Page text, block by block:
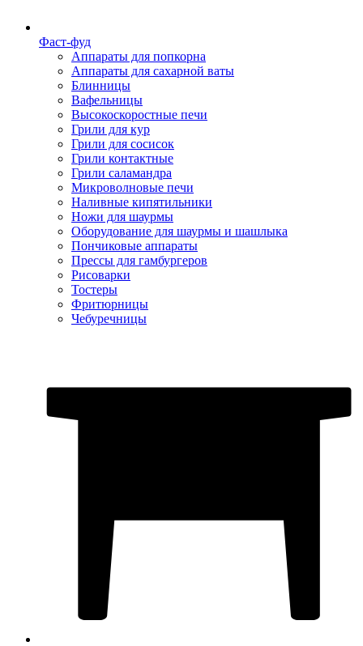
Фаст-фуд
Аппараты для попкорна
Аппараты для сахарной ваты
Блинницы
Вафельницы
Высокоскоростные печи
Грили для кур
Грили для сосисок
Грили контактные
Грили саламандра
Микроволновые печи
Наливные кипятильники
Ножи для шаурмы
Оборудование для шаурмы и шашлыка
Пончиковые аппараты
Прессы для гамбургеров
Рисоварки
Тостеры
Фритюрницы
Чебуречницы